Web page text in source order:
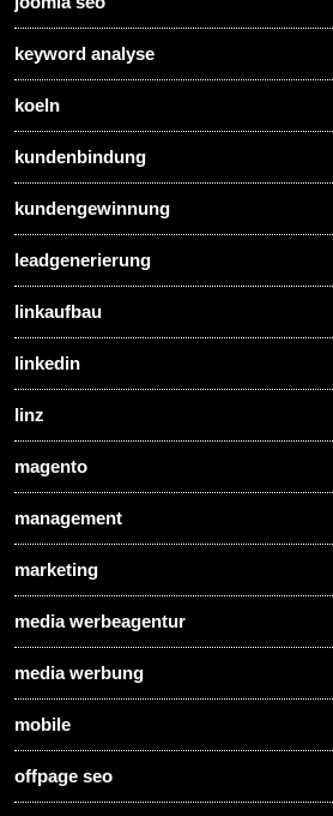
keyword analyse
koeln
kundenbindung
kundengewinnung
leadgenerierung
linkaufbau
linkedin
linz
magento
management
marketing
media werbeagentur
media werbung
mobile
offpage seo